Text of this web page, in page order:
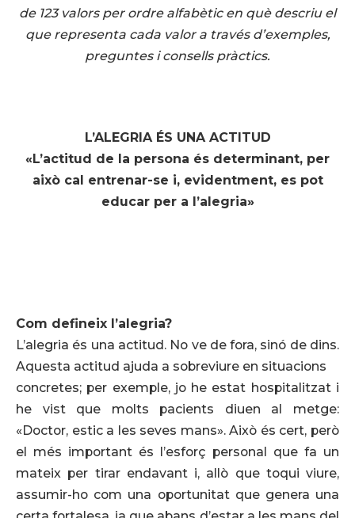
de 123 valors per ordre alfabètic en què descriu el
que representa cada valor a través d’exemples,
preguntes i consells pràctics.
L’ALEGRIA ÉS UNA ACTITUD
«L’actitud de la persona és determinant, per
això cal entrenar-se i, evidentment, es pot
educar per a l’alegria»
Com defineix l’alegria?
L’alegria és una actitud. No ve de fora, sinó de dins.
Aquesta actitud ajuda a sobreviure en situacions
concretes; per exemple, jo he estat hospitalitzat i
he vist que molts pacients diuen al metge:
«Doctor, estic a les seves mans». Això és cert, però
el més important és l’esforç personal que fa un
mateix per tirar endavant i, allò que toqui viure,
assumir-ho com una oportunitat que genera una